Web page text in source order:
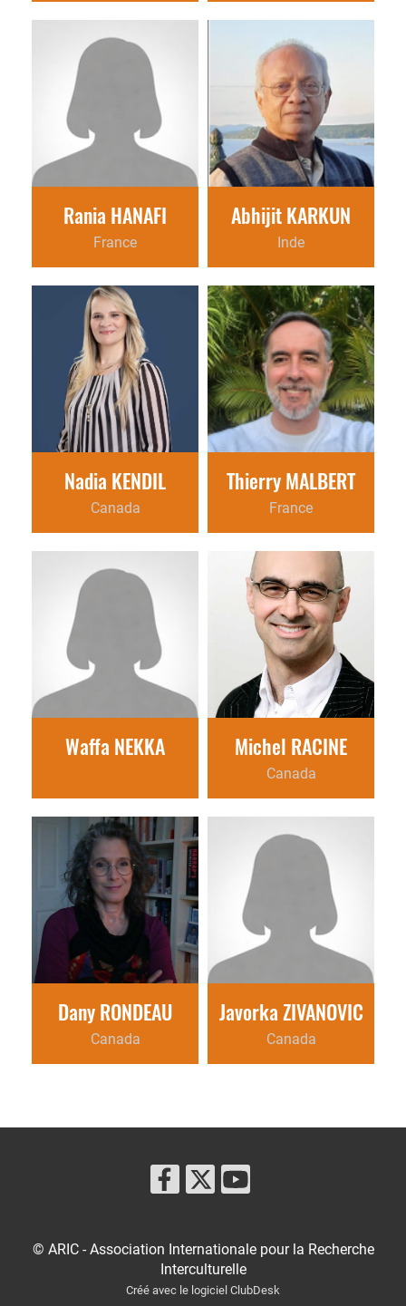
Rania HANAFI
France
Abhijit KARKUN
Inde
Nadia KENDIL
Canada
Thierry MALBERT
France
Waffa NEKKA Michel RACINE
Canada
Dany RONDEAU
Canada
Javorka ZIVANOVIC
Canada
© ARIC - Association Internationale pour la Recherche
Interculturelle
Créé avec le logiciel ClubDesk